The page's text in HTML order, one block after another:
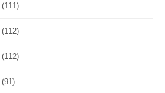
(111)
(112)
(112)
(91)